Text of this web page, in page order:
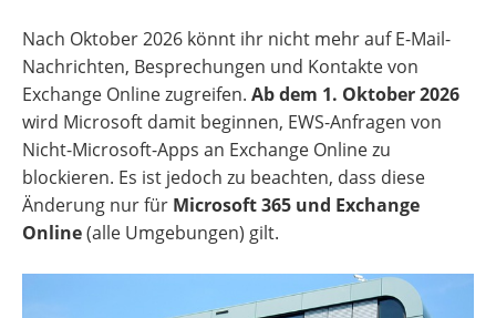
Nach Oktober 2026 könnt ihr nicht mehr auf E-Mail-
Nachrichten, Besprechungen und Kontakte von
Exchange Online zugreifen. Ab dem 1. Oktober 2026
wird Microsoft damit beginnen, EWS-Anfragen von
Nicht-Microsoft-Apps an Exchange Online zu
blockieren. Es ist jedoch zu beachten, dass diese
Änderung nur für Microsoft 365 und Exchange
Online(alle Umgebungen) gilt.